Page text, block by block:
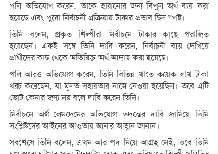
পলি অভিযোগ করেন, তাকে হারানোর জন্য বিপুল অর্থ ব্যয় করা
হয়েছে এবং পুরো নির্বাচনী প্রক্রিয়ায় টাকার প্রভাব ছিল স্পষ্ট।
তিনি বলেন, প্রকৃত শিল্পীরা নির্বাচনে টাকার কাছে পরাজিত
হয়েছেন। একই সঙ্গে তিনি দাবি করেন, নির্বাচনী ব্যয় দেখিয়ে
প্রার্থীদের কাছ থেকে অতিরিক্ত অর্থ আদায় করা হয়েছে।
পলি আরও অভিযোগ করেন, তিনি বিভিন্ন খাতে কয়েক লাখ টাকা
খরচ করেছেন, যা মূলত সহায়তার নামে নেওয়া হয়েছিল। তবে এটি
ভোট কেনার জন্য নয় বলে দাবি করেন তিনি।
নির্বাচনে অর্থ লেনদেনের অভিযোগ তদন্তের দাবি জানিয়ে তিনি
সংশ্লিষ্টদের আইনের আওতায় আনার আহ্বান জানান।
সবশেষে তিনি বলেন, এখন আর পদ নিয়ে আগ্রহ নেই, তবে তিনি